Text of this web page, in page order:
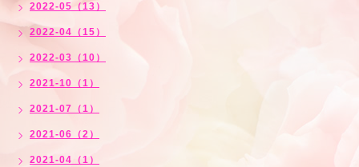
2022-05（13）
2022-04（15）
2022-03（10）
2021-10（1）
2021-07（1）
2021-06（2）
2021-04（1）